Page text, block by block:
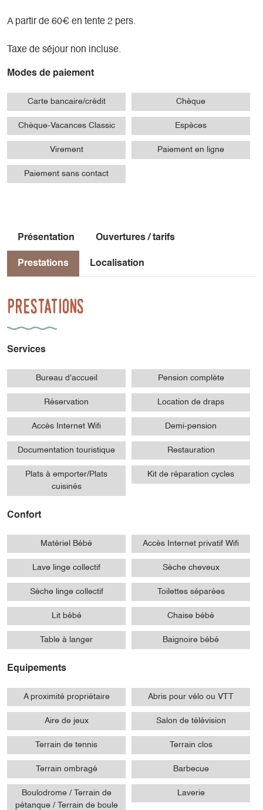
A partir de 60€ en tente 2 pers.
Taxe de séjour non incluse.
Modes de paiement
Carte bancaire/crédit Chèque
Chèque-Vacances Classic Espèces
Virement Paiement en ligne
Paiement sans contact
Présentation Ouvertures / tarifs
Prestations Localisation
Prestations
Services
Bureau d'accueil Pension complète
Réservation Location de draps
Accès Internet Wifi Demi-pension
Documentation touristique Restauration
Plats à emporter/Plats
cuisinés
Kit de réparation cycles
Confort
Matériel Bébé Accès Internet privatif Wifi
Lave linge collectif Sèche cheveux
Sèche linge collectif Toilettes séparées
Lit bébé Chaise bébé
Table à langer Baignoire bébé
Equipements
A proximité propriétaire Abris pour vélo ou VTT
Aire de jeux Salon de télévision
Terrain de tennis Terrain clos
Terrain ombragé Barbecue
Boulodrome / Terrain de
pétanque / Terrain de boule
Laverie